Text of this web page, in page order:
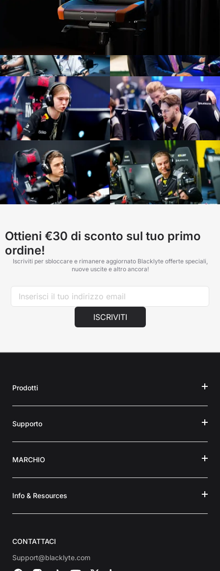
Ottieni €30 di sconto sul tuo primo
ordine!
Iscriviti per sbloccare e rimanere aggiornato Blacklyte offerte speciali,
nuove uscite e altro ancora!
ISCRIVITI
Prodotti
Supporto
MARCHIO
Info & Resources
CONTATTACI
Support@blacklyte.com